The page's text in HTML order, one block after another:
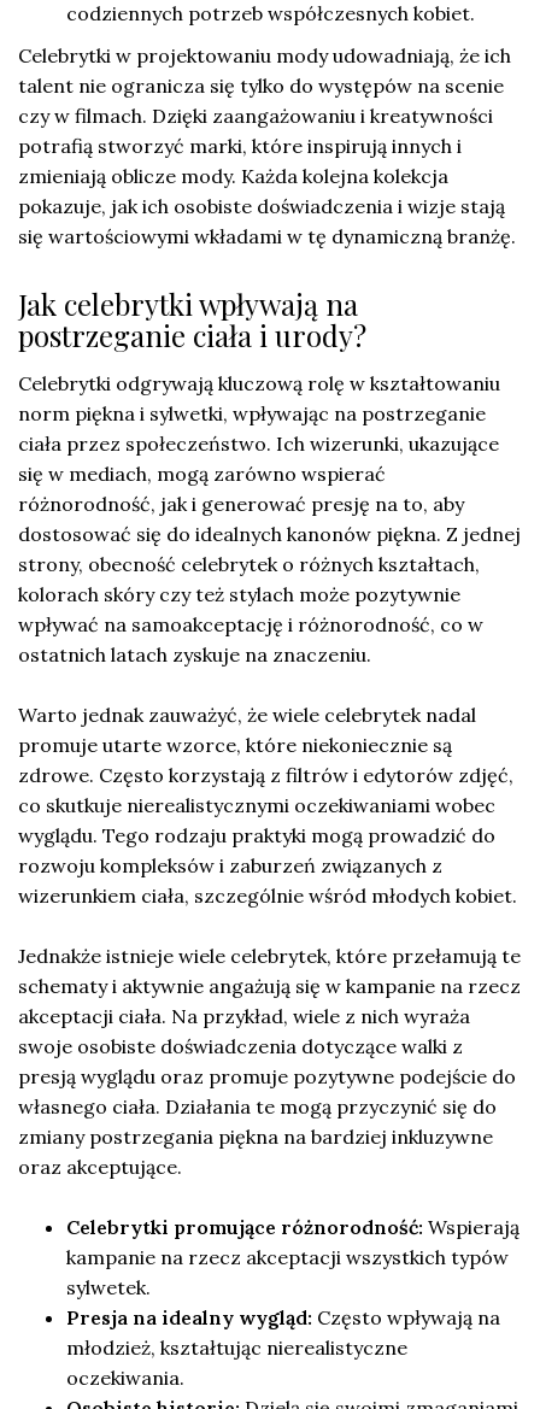
codziennych potrzeb współczesnych kobiet.
Celebrytki w projektowaniu mody udowadniają, że ich
talent nie ogranicza się tylko do występów na scenie
czy w filmach. Dzięki zaangażowaniu i kreatywności
potrafią stworzyć marki, które inspirują innych i
zmieniają oblicze mody. Każda kolejna kolekcja
pokazuje, jak ich osobiste doświadczenia i wizje stają
się wartościowymi wkładami w tę dynamiczną branżę.
Jak celebrytki wpływają na
postrzeganie ciała i urody?
Celebrytki odgrywają kluczową rolę w kształtowaniu
norm piękna i sylwetki, wpływając na postrzeganie
ciała przez społeczeństwo. Ich wizerunki, ukazujące
się w mediach, mogą zarówno wspierać
różnorodność, jak i generować presję na to, aby
dostosować się do idealnych kanonów piękna. Z jednej
strony, obecność celebrytek o różnych kształtach,
kolorach skóry czy też stylach może pozytywnie
wpływać na samoakceptację i różnorodność, co w
ostatnich latach zyskuje na znaczeniu.
Warto jednak zauważyć, że wiele celebrytek nadal
promuje utarte wzorce, które niekoniecznie są
zdrowe. Często korzystają z filtrów i edytorów zdjęć,
co skutkuje nierealistycznymi oczekiwaniami wobec
wyglądu. Tego rodzaju praktyki mogą prowadzić do
rozwoju kompleksów i zaburzeń związanych z
wizerunkiem ciała, szczególnie wśród młodych kobiet.
Jednakże istnieje wiele celebrytek, które przełamują te
schematy i aktywnie angażują się w kampanie na rzecz
akceptacji ciała. Na przykład, wiele z nich wyraża
swoje osobiste doświadczenia dotyczące walki z
presją wyglądu oraz promuje pozytywne podejście do
własnego ciała. Działania te mogą przyczynić się do
zmiany postrzegania piękna na bardziej inkluzywne
oraz akceptujące.
Celebrytki promujące różnorodność: Wspierają
kampanie na rzecz akceptacji wszystkich typów
sylwetek.
Presja na idealny wygląd: Często wpływają na
młodzież, kształtując nierealistyczne
oczekiwania.